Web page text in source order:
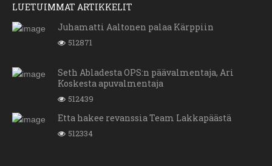
LUETUIMMAT ARTIKKELIT
Juhamatti Aaltonen palaa Kärppiin
512871
Seth Abladesta OPS:n päävalmentaja, Ari
Koskesta apuvalmentaja
512439
Etta hakee revanssia Team Lakkapäästä
512334